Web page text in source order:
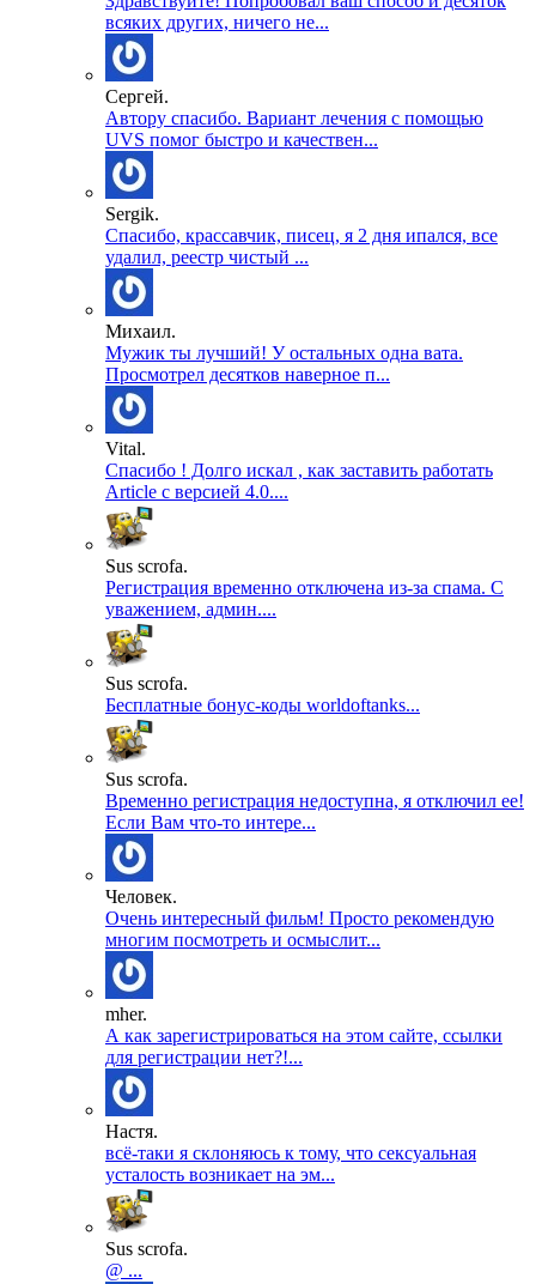
всяких других, ничего не...
Сергей.
Автору спасибо. Вариант лечения с помощью
UVS помог быстро и качествен...
Sergik.
Спасибо, крассавчик, писец, я 2 дня ипался, все
удалил, реестр чистый ...
Михаил.
Мужик ты лучший! У остальных одна вата.
Просмотрел десятков наверное п...
Vital.
Спасибо ! Долго искал , как заставить работать
Article с версией 4.0....
Sus scrofa.
Регистрация временно отключена из-за спама. С
уважением, админ....
Sus scrofa.
Бесплатные бонус-коды worldoftanks...
Sus scrofa.
Временно регистрация недоступна, я отключил ее!
Если Вам что-то интере...
Человек.
Очень интересный фильм! Просто рекомендую
многим посмотреть и осмыслит...
mher.
А как зарегистрироваться на этом сайте, ссылки
для регистрации нет?!...
Настя.
всё-таки я склоняюсь к тому, что сексуальная
усталость возникает на эм...
Sus scrofa.
@ ...